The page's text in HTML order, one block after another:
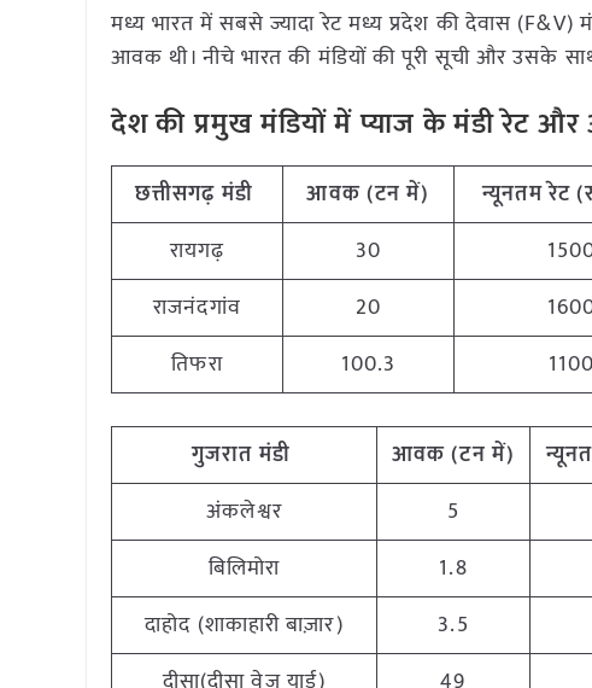
मध्य भारत में सबसे ज्यादा रेट मध्य प्रदेश की देवास
आवक थी। नीचे भारत की मंडियों की पूरी सूची और उसके
देश की प्रमुख मंडियों में प्याजके मंडी रेट
छत्तीसगढ़मंडी आवक (टन में) न्यूनतमरेट
रायगढ़
30
राजनंदगांव
20
तिफरा
100.3 1100
गुजरातमंडी आवक (टनमें)
अंकलेश्वर
5
बिलिमोरा
1.8
दाहोद (शाकाहारी बाज़ार)
3.5